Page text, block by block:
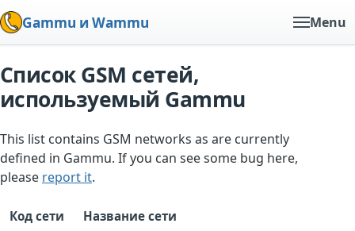
Gammu и Wammu Menu
Список GSM сетей,
используемый Gammu
This list contains GSM networks as are currently
defined in Gammu. If you can see some bug here,
please report it.
Код сети Название сети